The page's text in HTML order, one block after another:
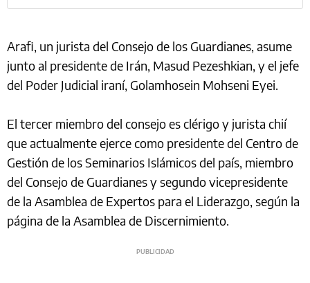
Arafi, un jurista del Consejo de los Guardianes, asume
junto al presidente de Irán, Masud Pezeshkian, y el jefe
del Poder Judicial iraní, Golamhosein Mohseni Eyei.
El tercer miembro del consejo es clérigo y jurista chií
que actualmente ejerce como presidente del Centro de
Gestión de los Seminarios Islámicos del país, miembro
del Consejo de Guardianes y segundo vicepresidente
de la Asamblea de Expertos para el Liderazgo, según la
página de la Asamblea de Discernimiento.